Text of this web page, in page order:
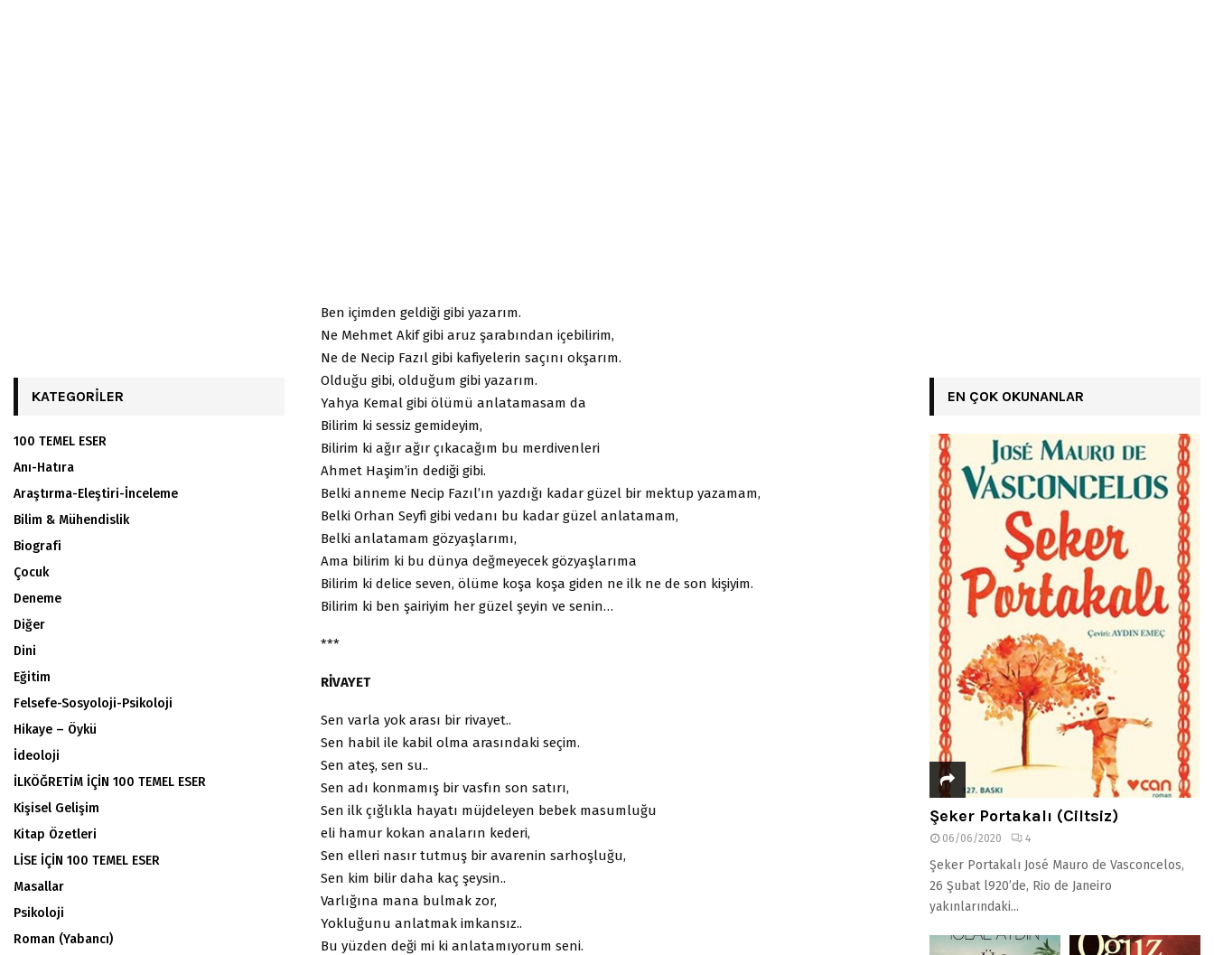
Ben içimden geldiği gibi yazarım.
Ne Mehmet Akif gibi aruz şarabından içebilirim,
Ne de Necip Fazıl gibi kafiyelerin saçını okşarım.
Olduğu gibi, olduğum gibi yazarım.
Yahya Kemal gibi ölümü anlatamasam da
Bilirim ki sessiz gemideyim,
Bilirim ki ağır ağır çıkacağım bu merdivenleri
Ahmet Haşim’in dediği gibi.
Belki anneme Necip Fazıl’ın yazdığı kadar güzel bir mektup yazamam,
Belki Orhan Seyfi gibi vedanı bu kadar güzel anlatamam,
Belki anlatamam gözyaşlarımı,
Ama bilirim ki bu dünya değmeyecek gözyaşlarıma
Bilirim ki delice seven, ölüme koşa koşa giden ne ilk ne de son kişiyim.
Bilirim ki ben şairiyim her güzel şeyin ve senin…
***
RİVAYET
Sen varla yok arası bir rivayet..
Sen habil ile kabil olma arasındaki seçim.
Sen ateş, sen su..
Sen adı konmamış bir vasfın son satırı,
Sen ilk çığlıkla hayatı müjdeleyen bebek masumluğu
eli hamur kokan anaların kederi,
Sen elleri nasır tutmuş bir avarenin sarhoşluğu,
Sen kim bilir daha kaç şeysin..
Varlığına mana bulmak zor,
Yokluğunu anlatmak imkansız..
Bu yüzden deği mi ki anlatamıyorum seni.
KATEGORILER
100 TEMEL ESER
Anı-Hatıra
Araştırma-Eleştiri-İnceleme
Bilim & Mühendislik
Biografi
Çocuk
Deneme
Diğer
Dini
Eğitim
Felsefe-Sosyoloji-Psikoloji
Hikaye – Öykü
İdeoloji
İLKÖĞRETİM İÇİN 100 TEMEL ESER
Kişisel Gelişim
Kitap Özetleri
LİSE İÇİN 100 TEMEL ESER
Masallar
Psikoloji
Roman (Yabancı)
EN ÇOK OKUNANLAR
Şeker Portakalı (Ciltsiz)
06/06/2020 4
Şeker Portakalı José Mauro de Vasconcelos,
26 Şubat l920’de, Rio de Janeiro
yakınlarındaki...